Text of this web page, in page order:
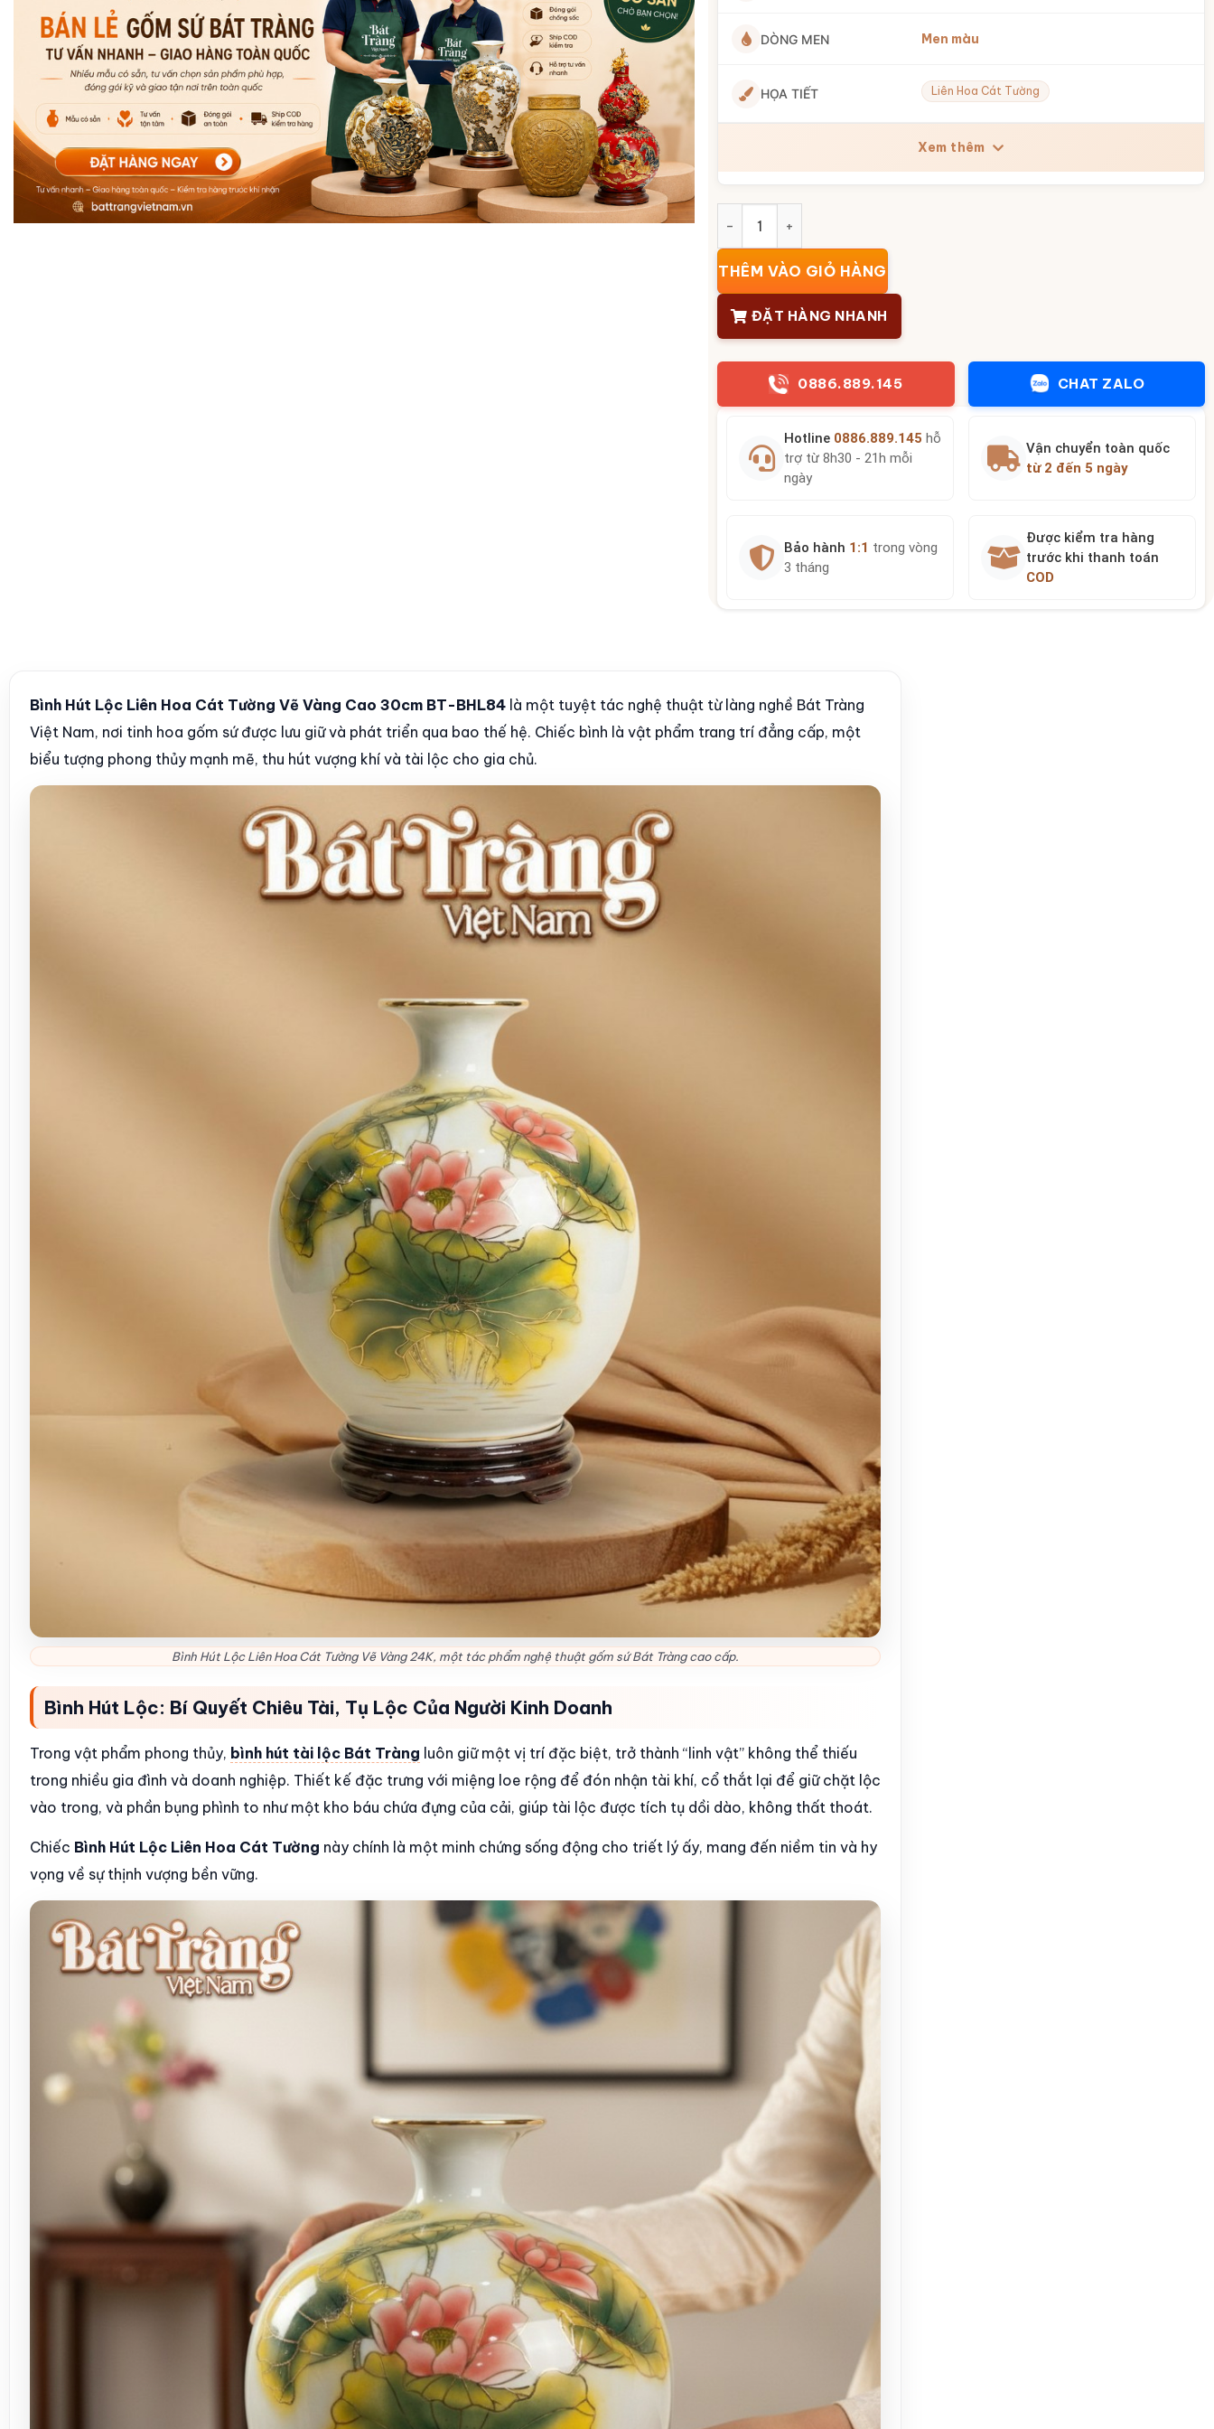
DÒNG MEN Men màu
HỌA TIẾT Liên Hoa Cát Tường
Xem thêm
THÊM VÀO GIỎ HÀNG
ĐẶT HÀNG NHANH
0886.889.145 CHAT ZALO
Hotline 0886.889.145 hỗ
trợ từ 8h30 - 21h mỗi
ngày
Vận chuyển toàn quốc
từ 2 đến 5 ngày
Bảo hành 1:1 trong vòng
3 tháng
Được kiểm tra hàng
trước khi thanh toán
COD
Bình Hút Lộc Liên Hoa Cát Tường Vẽ Vàng Cao 30cm BT-BHL84là một tuyệt tác nghệ thuật từ làng nghề Bát Tràng
Việt Nam, nơi tinh hoa gốm sứ được lưu giữ và phát triển qua bao thế hệ. Chiếc bình là vật phẩm trang trí đẳng cấp, một
biểu tượng phong thủy mạnh mẽ, thu hút vượng khí và tài lộc cho gia chủ.
Bình Hút Lộc Liên Hoa Cát Tường Vẽ Vàng 24K, một tác phẩm nghệ thuật gốm sứ Bát Tràng cao cấp.
Bình Hút Lộc: Bí Quyết Chiêu Tài, Tụ Lộc Của Người Kinh Doanh
Trong vật phẩm phong thủy, bình hút tài lộc Bát Tràng luôn giữ một vị trí đặc biệt, trở thành “linh vật” không thể thiếu
trong nhiều gia đình và doanh nghiệp. Thiết kế đặc trưng với miệng loe rộng để đón nhận tài khí, cổ thắt lại để giữ chặt lộc
vào trong, và phần bụng phình to như một kho báu chứa đựng của cải, giúp tài lộc được tích tụ dồi dào, không thất thoát.
Chiếc Bình Hút Lộc Liên Hoa Cát Tường này chính là một minh chứng sống động cho triết lý ấy, mang đến niềm tin và hy
vọng về sự thịnh vượng bền vững.